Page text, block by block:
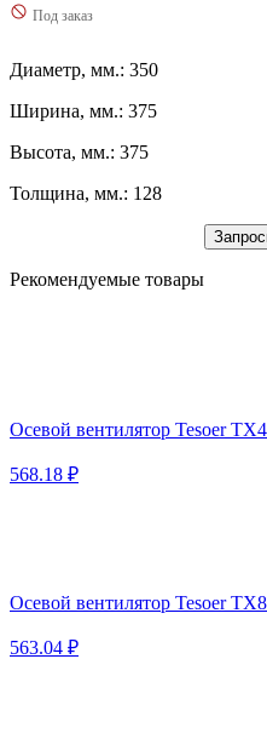
Под заказ
Диаметр, мм.: 350
Ширина, мм.: 375
Высота, мм.: 375
Толщина, мм.: 128
Рекомендуемые товары
Осевой вентилятор Tesoer
568.18 ₽
Осевой вентилятор Tesoer
563.04 ₽